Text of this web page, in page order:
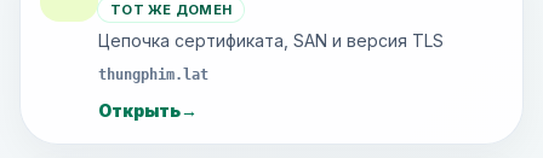
ТОТ ЖЕ ДОМЕН
Цепочка сертификата, SAN и версия TLS
thungphim.lat
Открыть→